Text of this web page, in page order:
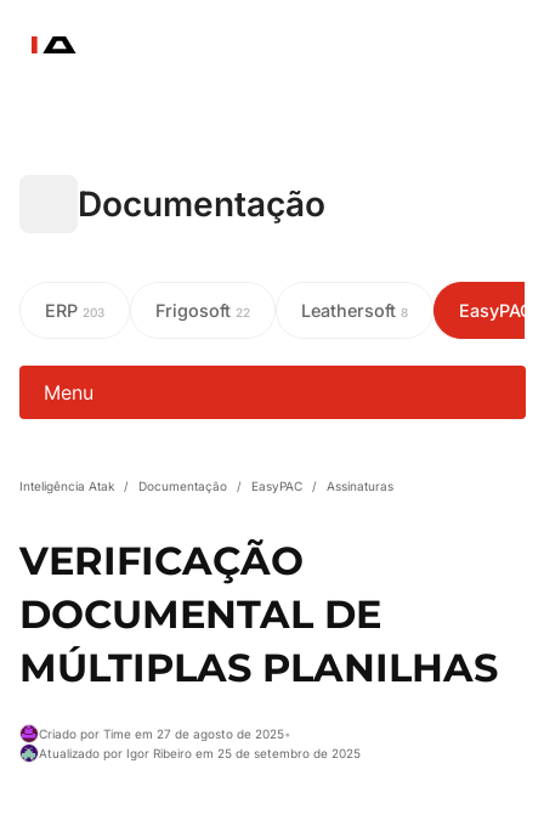
Documentação
ERP 203 Frigosoft 22 Leathersoft 8 EasyPAC
Menu
Inteligência Atak / Documentação / EasyPAC / Assinaturas
VERIFICAÇÃO
DOCUMENTAL DE
MÚLTIPLAS PLANILHAS
Criado por Time em 27 de agosto de 2025•
Atualizado por Igor Ribeiro em 25 de setembro de 2025